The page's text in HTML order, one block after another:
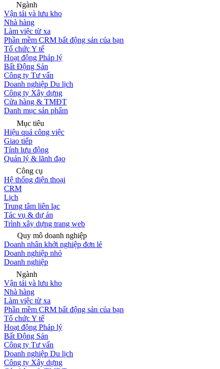
Ngành
Vận tải và lưu kho
Nhà hàng
Làm việc từ xa
Phần mềm CRM bất động sản của bạn
Tổ chức Y tế
Hoạt động Pháp lý
Bất Động Sản
Công ty Tư vấn
Doanh nghiệp Du lịch
Công ty Xây dựng
Cửa hàng & TMĐT
Danh mục sản phẩm
Mục tiêu
Hiệu quả công việc
Giao tiếp
Tính lưu động
Quản lý & lãnh đạo
Công cụ
Hệ thống điện thoại
CRM
Lịch
Trung tâm liên lạc
Tác vụ & dự án
Trình xây dựng trang web
Quy mô doanh nghiệp
Doanh nhân khởi nghiệp đơn lẻ
Doanh nghiệp nhỏ
Doanh nghiệp
Ngành
Vận tải và lưu kho
Nhà hàng
Làm việc từ xa
Phần mềm CRM bất động sản của bạn
Tổ chức Y tế
Hoạt động Pháp lý
Bất Động Sản
Công ty Tư vấn
Doanh nghiệp Du lịch
Công ty Xây dựng